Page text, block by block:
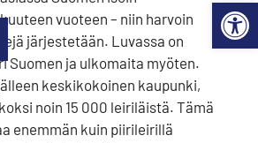
partiotapahtumaan
alkaa N-Y-T!
vuoteen – niin harvoin
järjestetään. Luvassa on
Suomen ja ulkomaita myöten.
keskikokoinen kaupunki,
noin 15 000 leiriläistä. Tämä
enemmän kuin piirileirillä